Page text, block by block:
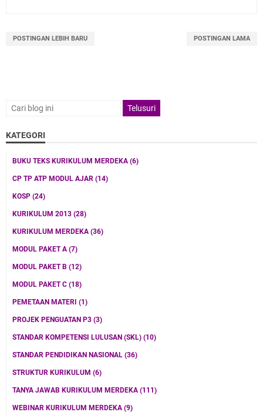
POSTINGAN LEBIH BARU POSTINGAN LAMA
KATEGORI
BUKU TEKS KURIKULUM MERDEKA (6)
CP TP ATP MODUL AJAR (14)
KOSP (24)
KURIKULUM 2013 (28)
KURIKULUM MERDEKA (36)
MODUL PAKET A (7)
MODUL PAKET B (12)
MODUL PAKET C (18)
PEMETAAN MATERI (1)
PROJEK PENGUATAN P3 (3)
STANDAR KOMPETENSI LULUSAN (SKL) (10)
STANDAR PENDIDIKAN NASIONAL (36)
STRUKTUR KURIKULUM (6)
TANYA JAWAB KURIKULUM MERDEKA (111)
WEBINAR KURIKULUM MERDEKA (9)